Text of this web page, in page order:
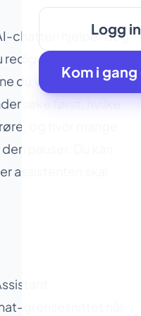
Logg
Kom i
chatten hjelper deg
og holder
du velger. Du kan
først, hvilke
og hvor mange
pauser. Du kan
assistenten skal
grensesnittet når